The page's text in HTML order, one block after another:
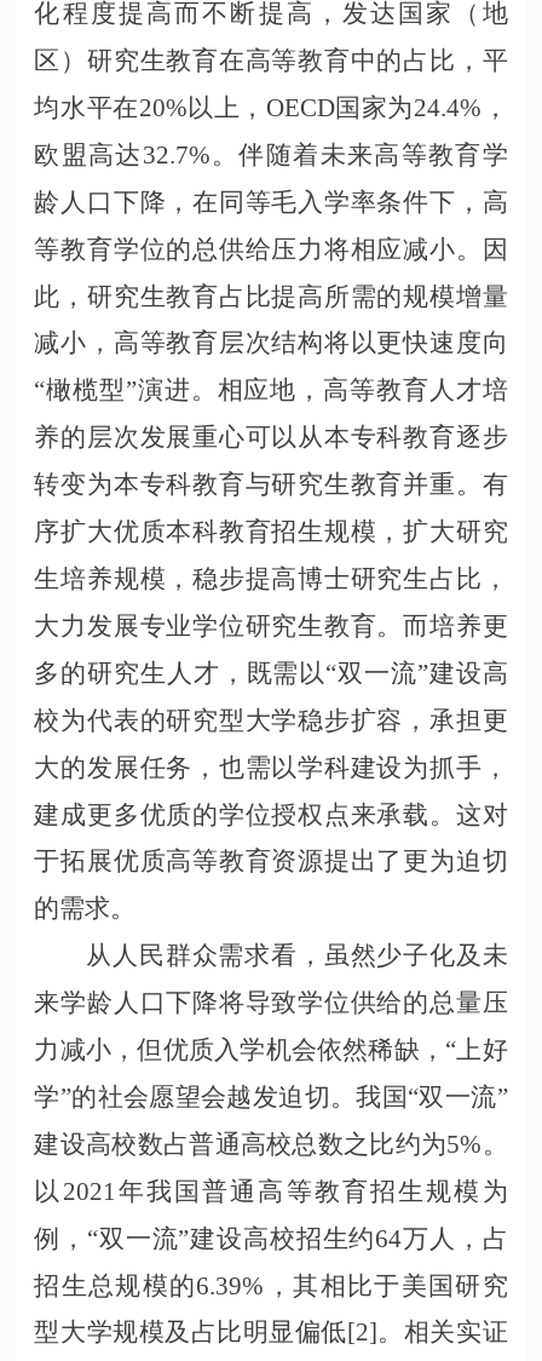
化程度提高而不断提高，发达国家（地
区）研究生教育在高等教育中的占比，平
均水平在20%以上，OECD国家为24.4%，
欧盟高达32.7%。伴随着未来高等教育学
龄人口下降，在同等毛入学率条件下，高
等教育学位的总供给压力将相应减小。因
此，研究生教育占比提高所需的规模增量
减小，高等教育层次结构将以更快速度向
“橄榄型”演进。相应地，高等教育人才培
养的层次发展重心可以从本专科教育逐步
转变为本专科教育与研究生教育并重。有
序扩大优质本科教育招生规模，扩大研究
生培养规模，稳步提高博士研究生占比，
大力发展专业学位研究生教育。而培养更
多的研究生人才，既需以“双一流”建设高
校为代表的研究型大学稳步扩容，承担更
大的发展任务，也需以学科建设为抓手，
建成更多优质的学位授权点来承载。这对
于拓展优质高等教育资源提出了更为迫切
的需求。
从人民群众需求看，虽然少子化及未
来学龄人口下降将导致学位供给的总量压
力减小，但优质入学机会依然稀缺， “上好
学”的社会愿望会越发迫切。我国“双一流”
建设高校数占普通高校总数之比约为5%。
以2021年我国普通高等教育招生规模为
例，“双一流”建设高校招生约64万人，占
招生总规模的6.39%，其相比于美国研究
型大学规模及占比明显偏低[2]。相关实证